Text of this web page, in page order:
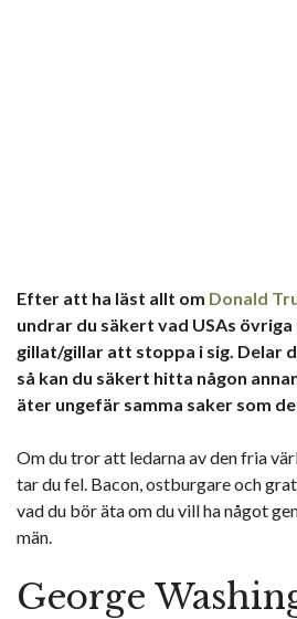
Efter att ha läst allt om Donald
undrar du säkert vad USAs
gillat/gillar att stoppa i sig. Delar
så kan du säkert hitta någon
äter ungefär samma saker som
Om du tror att ledarna av den fria
tar du fel. Bacon, ostburgare och
vad du bör äta om du vill ha något
män.
George